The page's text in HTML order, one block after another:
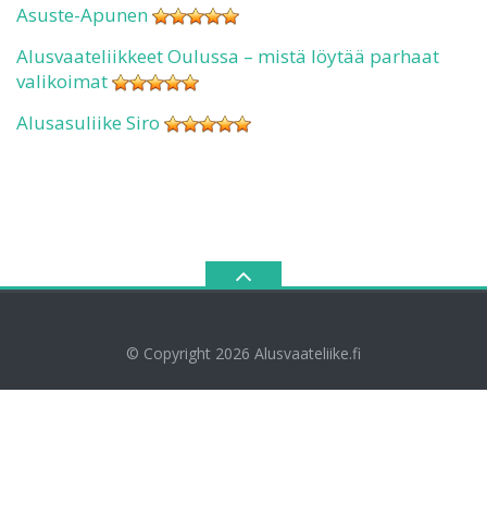
Asuste-Apunen
Alusvaateliikkeet Oulussa – mistä löytää parhaat
valikoimat
Alusasuliike Siro
© Copyright 2026 Alusvaateliike.fi